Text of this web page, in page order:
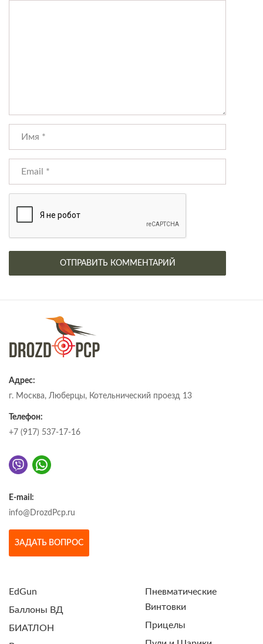
Адрес:
г. Москва, Люберцы, Котельнический проезд 13
Телефон:
+7 (917) 537-17-16
E-mail:
info@DrozdPcp.ru
ЗАДАТЬ ВОПРОС
EdGun
Баллоны ВД
БИАТЛОН
Пневматические
Винтовки
Прицелы